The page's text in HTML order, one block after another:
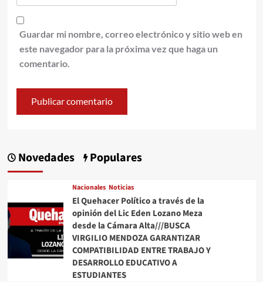
Guardar mi nombre, correo electrónico y sitio web en
este navegador para la próxima vez que haga un
comentario.
Novedades Populares
Nacionales Noticias
El Quehacer Político a través de la
opinión del Lic Eden Lozano Meza
desde la Cámara Alta///BUSCA
VIRGILIO MENDOZA GARANTIZAR
COMPATIBILIDAD ENTRE TRABAJO Y
DESARROLLO EDUCATIVO A
ESTUDIANTES